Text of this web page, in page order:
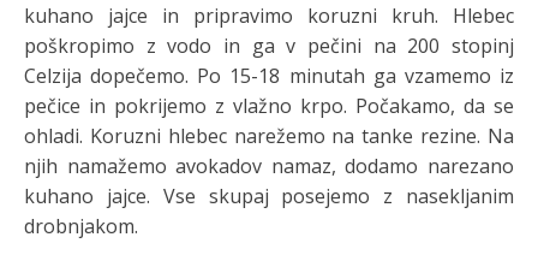
kuhano jajce in pripravimo koruzni kruh. Hlebec
poškropimo z vodo in ga v pečini na 200 stopinj
Celzija dopečemo. Po 15-18 minutah ga vzamemo iz
pečice in pokrijemo z vlažno krpo. Počakamo, da se
ohladi. Koruzni hlebec narežemo na tanke rezine. Na
njih namažemo avokadov namaz, dodamo narezano
kuhano jajce. Vse skupaj posejemo z nasekljanim
drobnjakom.